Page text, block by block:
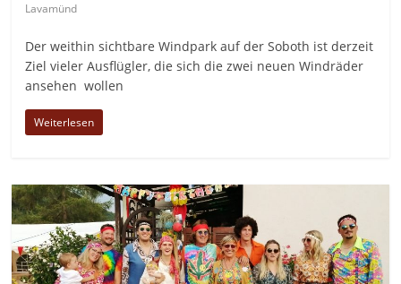
Lavamünd
Der weithin sichtbare Windpark auf der Soboth ist derzeit
Ziel vieler Ausflügler, die sich die zwei neuen Windräder
ansehen wollen
Weiterlesen